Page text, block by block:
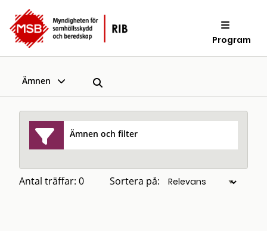
Program
Ämnen
Ämnen och filter
Antal träffar: 0 Sortera på: